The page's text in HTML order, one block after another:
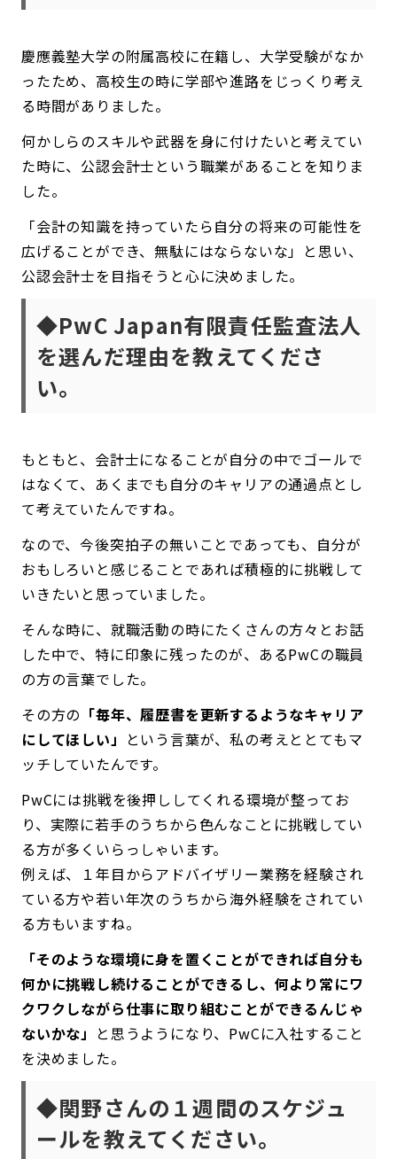
慶應義塾大学の附属高校に在籍し、大学受験がなか
ったため、高校生の時に学部や進路をじっくり考え
る時間がありました。
何かしらのスキルや武器を身に付けたいと考えてい
た時に、公認会計士という職業があることを知りま
した。
「会計の知識を持っていたら自分の将来の可能性を
広げることができ、無駄にはならないな」と思い、
公認会計士を目指そうと心に決めました。
◆PwC Japan有限責任監査法人
を選んだ理由を教えてくださ
い。
もともと、会計士になることが自分の中でゴールで
はなくて、あくまでも自分のキャリアの通過点とし
て考えていたんですね。
なので、今後突拍子の無いことであっても、自分が
おもしろいと感じることであれば積極的に挑戦して
いきたいと思っていました。
そんな時に、就職活動の時にたくさんの方々とお話
した中で、特に印象に残ったのが、あるPwCの職員
の方の言葉でした。
その方の 「毎年、履歴書を更新するようなキャリア
にしてほしい」 という言葉が、私の考えととてもマ
ッチしていたんです。
PwCには挑戦を後押ししてくれる環境が整ってお
り、実際に若手のうちから色んなことに挑戦してい
る方が多くいらっしゃいます。
例えば、１年目からアドバイザリー業務を経験され
ている方や若い年次のうちから海外経験をされてい
る方もいますね。
「そのような環境に身を置くことができれば自分も
何かに挑戦し続けることができるし、何より常にワ
クワクしながら仕事に取り組むことができるんじゃ
ないかな」 と思うようになり、PwCに入社すること
を決めました。
◆関野さんの１週間のスケジュ
ールを教えてください。